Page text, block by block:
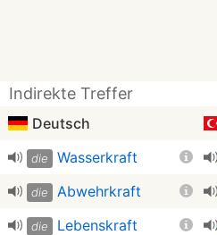
Indirekte Treffer
Deutsch
die Wasserkraft
die Abwehrkraft
die Lebenskraft